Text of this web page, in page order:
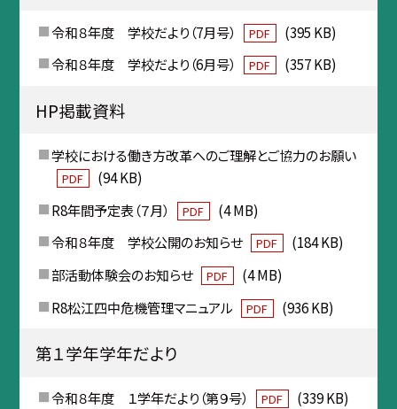
令和８年度 学校だより（7月号） PDF
(395 KB)
令和８年度 学校だより（6月号）
PDF (357 KB)
HP掲載資料
学校における働き方改革へのご理解とご協力のお願い
PDF
(94 KB)
R8年間予定表（７月）
PDF
(4 MB)
令和８年度 学校公開のお知らせ
PDF
(184 KB)
部活動体験会のお知らせ
PDF
(4 MB)
R8松江四中危機管理マニュアル
PDF (936 KB)
第１学年学年だより
令和８年度 １学年だより（第９号） PDF
(339 KB)